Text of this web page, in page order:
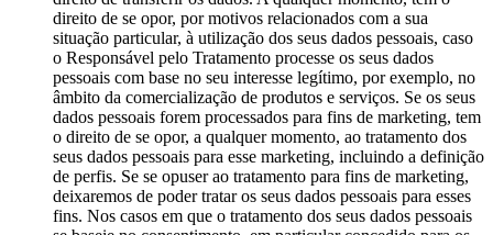
direito de se opor, por motivos relacionados com a sua
situação particular, à utilização dos seus dados pessoais, caso
o Responsável pelo Tratamento processe os seus dados
pessoais com base no seu interesse legítimo, por exemplo, no
âmbito da comercialização de produtos e serviços. Se os seus
dados pessoais forem processados para fins de marketing, tem
o direito de se opor, a qualquer momento, ao tratamento dos
seus dados pessoais para esse marketing, incluindo a definição
de perfis. Se se opuser ao tratamento para fins de marketing,
deixaremos de poder tratar os seus dados pessoais para esses
fins. Nos casos em que o tratamento dos seus dados pessoais